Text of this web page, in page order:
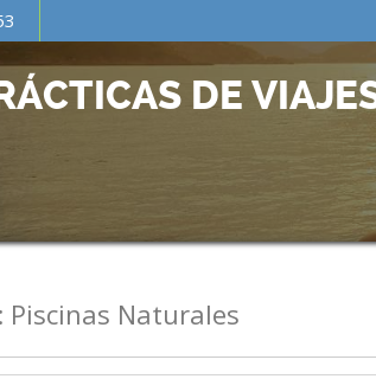
DE
Piscinas Naturales